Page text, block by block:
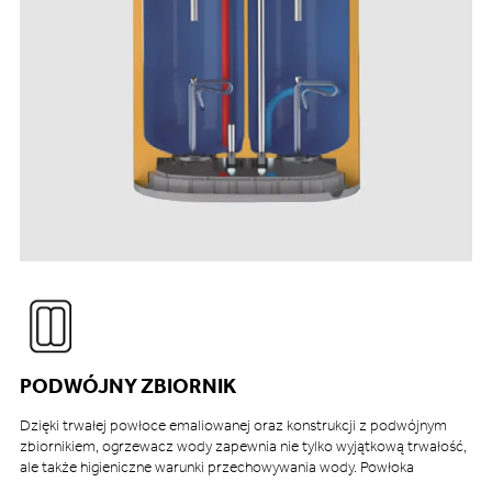
PODWÓJNY ZBIORNIK
Dzięki trwałej powłoce emaliowanej oraz konstrukcji z podwójnym
zbiornikiem, ogrzewacz wody zapewnia nie tylko wyjątkową trwałość,
ale także higieniczne warunki przechowywania wody. Powłoka